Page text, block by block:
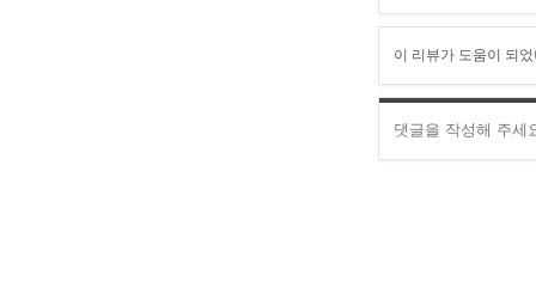
이 리뷰가 도움이 되